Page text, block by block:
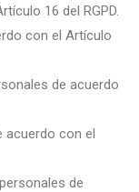
16 del RGPD.
con el Artículo
de acuerdo
acuerdo con el
de